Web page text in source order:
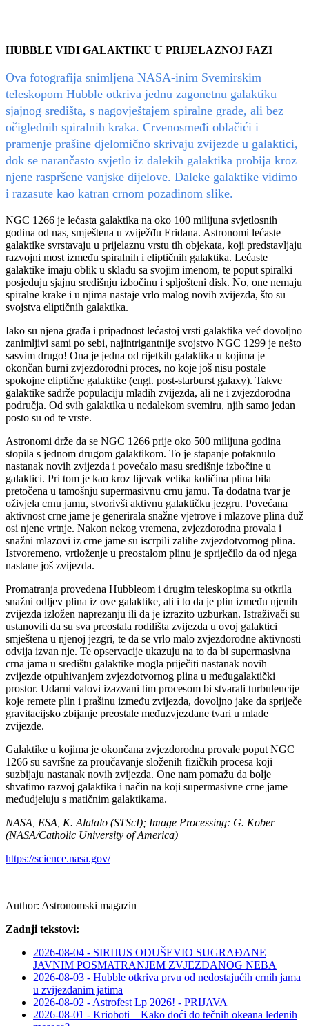
HUBBLE VIDI GALAKTIKU U PRIJELAZNOJ FAZI
Ova fotografija snimljena NASA-inim Svemirskim
teleskopom Hubble otkriva jednu zagonetnu galaktiku
sjajnog središta, s nagovještajem spiralne građe, ali bez
očiglednih spiralnih kraka. Crvenosmeđi oblačići i
pramenje prašine djelomično skrivaju zvijezde u galaktici,
dok se narančasto svjetlo iz dalekih galaktika probija kroz
njene raspršene vanjske dijelove. Daleke galaktike vidimo
i razasute kao katran crnom pozadinom slike.
NGC 1266 je lećasta galaktika na oko 100 milijuna svjetlosnih
godina od nas, smještena u zviježđu Eridana. Astronomi lećaste
galaktike svrstavaju u prijelaznu vrstu tih objekata, koji predstavljaju
razvojni most između spiralnih i eliptičnih galaktika. Lećaste
galaktike imaju oblik u skladu sa svojim imenom, te poput spiralki
posjeduju sjajnu središnju izbočinu i spljošteni disk. No, one nemaju
spiralne krake i u njima nastaje vrlo malog novih zvijezda, što su
svojstva eliptičnih galaktika.
Iako su njena građa i pripadnost lećastoj vrsti galaktika već dovoljno
zanimljivi sami po sebi, najintrigantnije svojstvo NGC 1299 je nešto
sasvim drugo! Ona je jedna od rijetkih galaktika u kojima je
okončan burni zvjezdorodni proces, no koje još nisu postale
spokojne eliptične galaktike (engl. post-starburst galaxy). Takve
galaktike sadrže populaciju mladih zvijezda, ali ne i zvjezdorodna
područja. Od svih galaktika u nedalekom svemiru, njih samo jedan
posto su od te vrste.
Astronomi drže da se NGC 1266 prije oko 500 milijuna godina
stopila s jednom drugom galaktikom. To je stapanje potaknulo
nastanak novih zvijezda i povećalo masu središnje izbočine u
galaktici. Pri tom je kao kroz lijevak velika količina plina bila
pretočena u tamošnju supermasivnu crnu jamu. Ta dodatna tvar je
oživjela crnu jamu, stvorivši aktivnu galaktičku jezgru. Povećana
aktivnost crne jame je generirala snažne vjetrove i mlazove plina duž
osi njene vrtnje. Nakon nekog vremena, zvjezdorodna provala i
snažni mlazovi iz crne jame su iscrpili zalihe zvjezdotvornog plina.
Istvoremeno, vrtloženje u preostalom plinu je spriječilo da od njega
nastane još zvijezda.
Promatranja provedena Hubbleom i drugim teleskopima su otkrila
snažni odljev plina iz ove galaktike, ali i to da je plin između njenih
zvijezda izložen naprezanju ili da je izrazito uzburkan. Istraživači su
ustanovili da su sva preostala rodilišta zvijezda u ovoj galaktici
smještena u njenoj jezgri, te da se vrlo malo zvjezdorodne aktivnosti
odvija izvan nje. Te opservacije ukazuju na to da bi supermasivna
crna jama u središtu galaktike mogla priječiti nastanak novih
zvijezde otpuhivanjem zvjezdotvornog plina u međugalaktički
prostor. Udarni valovi izazvani tim procesom bi stvarali turbulencije
koje remete plin i prašinu između zvijezda, dovoljno jake da spriječe
gravitacijsko zbijanje preostale međuzvjezdane tvari u mlade
zvijezde.
Galaktike u kojima je okončana zvjezdorodna provale poput NGC
1266 su savršne za proučavanje složenih fizičkih procesa koji
suzbijaju nastanak novih zvijezda. One nam pomažu da bolje
shvatimo razvoj galaktika i način na koji supermasivne crne jame
međudjeluju s matičnim galaktikama.
NASA, ESA, K. Alatalo (STScI); Image Processing: G. Kober
(NASA/Catholic University of America)
https://science.nasa.gov/
Author: Astronomski magazin
Zadnji tekstovi:
2026-08-04 - SIRIJUS ODUŠEVIO SUGRAĐANE
JAVNIM POSMATRANJEM ZVJEZDANOG NEBA
2026-08-03 - Hubble otkriva prvu od nedostajućih crnih jama
u zvijezdanim jatima
2026-08-02 - Astrofest Lp 2026! - PRIJAVA
2026-08-01 - Krioboti – Kako doći do tečnih okeana ledenih